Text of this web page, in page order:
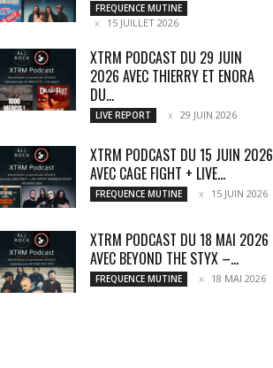
FREQUENCE MUTINE
15 JUILLET 2026
XTRM PODCAST DU 29 JUIN
2026 AVEC THIERRY ET ENORA
DU...
LIVE REPORT 29 JUIN 2026
XTRM PODCAST DU 15 JUIN 2026
AVEC CAGE FIGHT + LIVE...
FREQUENCE MUTINE 15 JUIN 2026
XTRM PODCAST DU 18 MAI 2026
AVEC BEYOND THE STYX –...
FREQUENCE MUTINE 18 MAI 2026